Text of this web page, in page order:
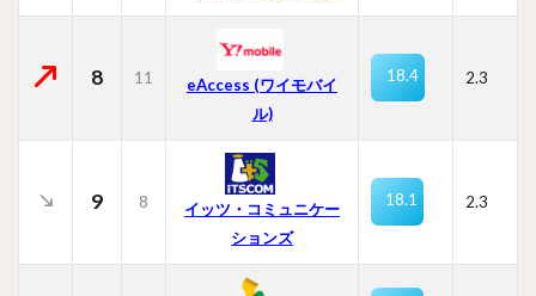
8 11
eAccess (ワイモバイ
ル)
18.4 2.3
9 8
イッツ・コミュニケー
ションズ
18.1 2.3